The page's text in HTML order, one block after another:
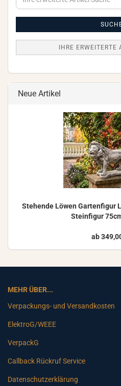
erweiterte
Artikel
IHRE
Neue Artikel
Ste­hen­de Löwen Gar­ten­fi­gur
Stein­fi­gur
ab
MEHR ÜBER...
Verpackungs- und Versandkosten
ElektroG/WEEE
VerpackG
Callback Rückruf Service
Datenschutzerklärung